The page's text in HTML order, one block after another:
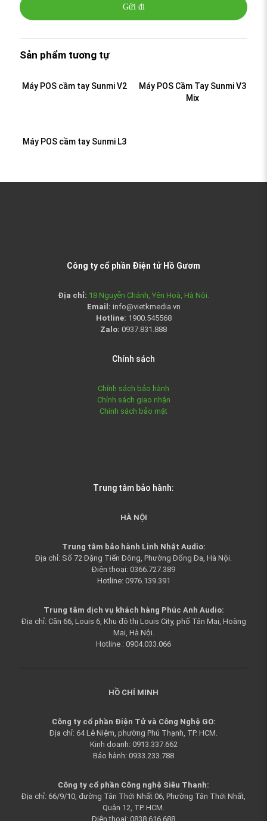
Sản phẩm tương tự
Máy POS cầm tay Sunmi V2
Máy POS Cầm Tay Sunmi V3
Mix
Máy POS cầm tay Sunmi L3
Công ty cổ phần Điện tử Hồ Gươm
Địa chỉ: 18 Nguyễn Chánh, Yên Hoà, Hà Nội.
Email: info@vietkmedia.vn
Hotline: 1900.545568
Zalo: 0937.831.888
Chính sách
Chính sách bảo hành
Chính sách giao nhận
Chính sách bảo mật
Trung tâm bảo hành:
HÀ NỘI
Trung tâm bảo hành Linh Nhật Audio:
Địa chỉ: Số 72 Đặng Tiến Đông, Phường Đống Đa, Hà Nội.
Điện thoại: 0366.727.389
Hotline: 0976.139.391
Trung tâm dịch vụ khách hàng Phúc Anh Audio:
Địa chỉ: Căn 66, Louis 6, Khu đô thị Louis City, phố Tân Mai, Hoàng
Mai, Hà Nội.
Hotline : 0904.033.066
HỒ CHÍ MINH
Công ty cổ phần Điện Tử và Công Nghệ GO:
Địa chỉ: 64 Lê Niệm, phường Phú Thạnh, TP. HCM.
Kinh doanh: 0913.337.662
Bảo hành: 0933.233.788
Công ty cổ phần Công nghệ Siêu Thanh:
Địa chỉ: 66/9/10, đường Tân Thới Nhất 06, Phường Tân Thới Nhất,
Quận 12, TP. HCM.
Điện thoại: 0838.616.688